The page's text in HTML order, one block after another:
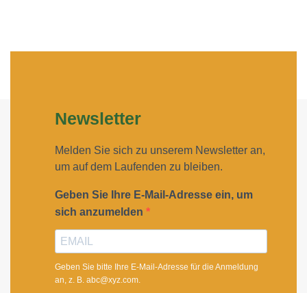
Newsletter
Melden Sie sich zu unserem Newsletter an,
um auf dem Laufenden zu bleiben.
Geben Sie Ihre E-Mail-Adresse ein, um
sich anzumelden
Geben Sie bitte Ihre E-Mail-Adresse für die Anmeldung
an, z. B. abc@xyz.com.